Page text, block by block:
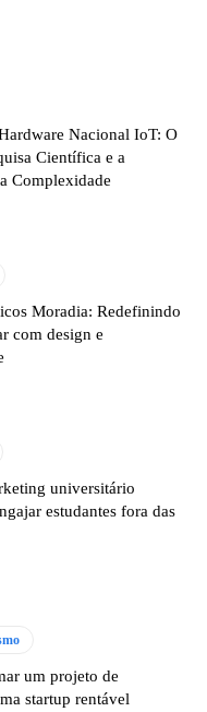
Nacional IoT: O
Científica e a
Complexidade
Moradia: Redefinindo
com design e
universitário
estudantes fora das
um projeto de
startup rentável